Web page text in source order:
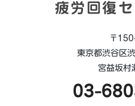
疲労回復
〒
東京都渋谷区
宮益坂村
03-